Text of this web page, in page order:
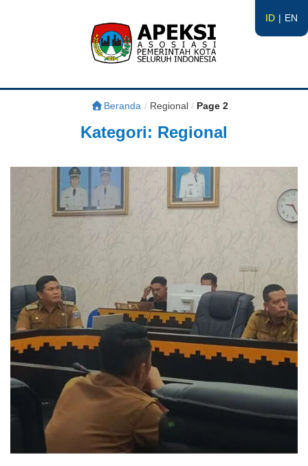
ID EN
APEKSI
Beranda / Regional / Page 2
Kategori: Regional